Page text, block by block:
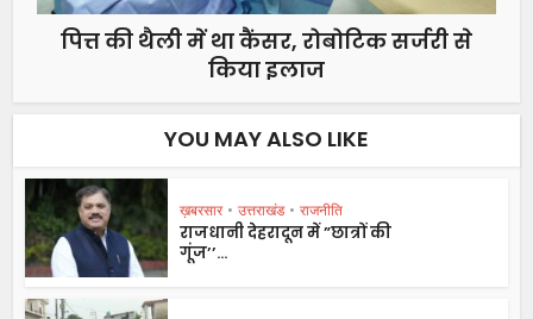
पित्त की थैली में था कैंसर, रोबोटिक सर्जरी से
किया इलाज
YOU MAY ALSO LIKE
ख़बरसार • उत्तराखंड • राजनीति
राजधानी देहरादून में ”छात्रों की
गूंज’’...